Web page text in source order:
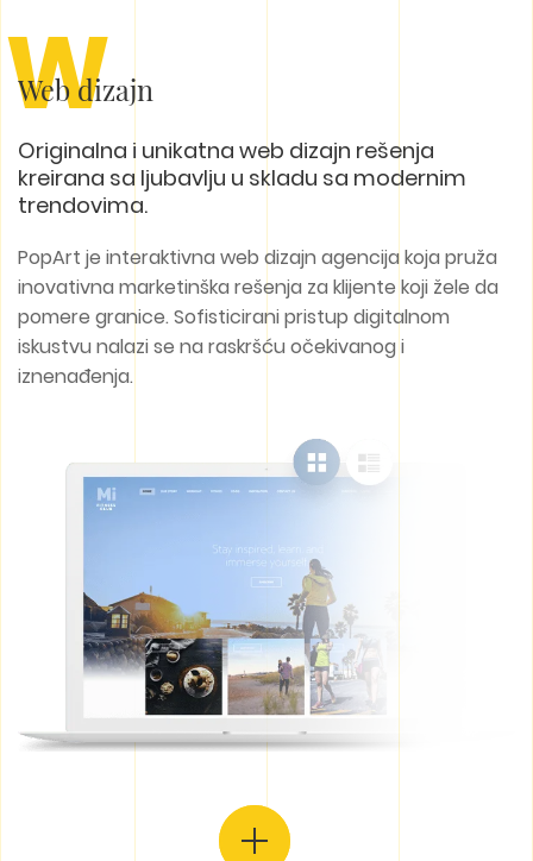
W
Web dizajn
Originalna i unikatna web dizajn rešenja
kreirana sa ljubavlju u skladu sa modernim
trendovima.
PopArt je interaktivna web dizajn agencija koja pruža
inovativna marketinška rešenja za klijente koji žele da
pomere granice. Sofisticirani pristup digitalnom
iskustvu nalazi se na raskršću očekivanog i
iznenađenja.